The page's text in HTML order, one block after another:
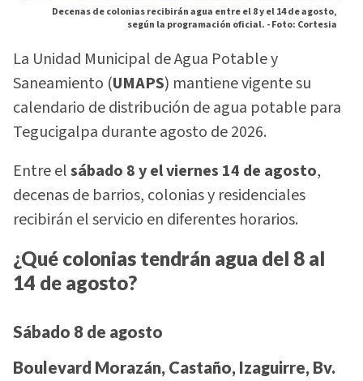
Decenas de colonias recibirán agua entre el 8 y el 14 de agosto,
según la programación oficial. -Foto: Cortesia
La Unidad Municipal de Agua Potable y
Saneamiento (UMAPS) mantiene vigente su
calendario de distribución de agua potable para
Tegucigalpa durante agosto de 2026.
Entre elsábado 8 y el viernes 14 de agosto,
decenas de barrios, colonias y residenciales
recibirán el servicio en diferentes horarios.
¿Qué colonias tendrán agua del 8 al
14 de agosto?
Sábado 8 de agosto
Boulevard Morazán, Castaño, Izaguirre, Bv.